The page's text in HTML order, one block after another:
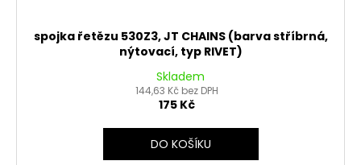
spojka řetězu 530Z3, JT CHAINS (barva stříbrná,
nýtovací, typ RIVET)
Skladem
144,63 Kč bez DPH
175 Kč
DO KOŠÍKU